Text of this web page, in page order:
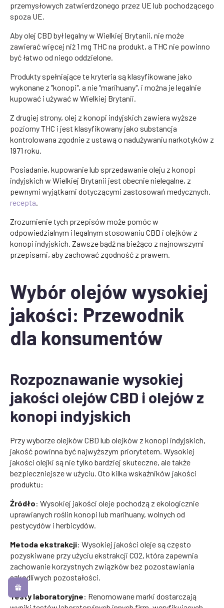
przemysłowych zatwierdzonego przez UE lub pochodzącego
spoza UE.
Aby olej CBD był legalny w Wielkiej Brytanii, nie może
zawierać więcej niż 1 mg THC na produkt, a THC nie powinno
być łatwo od niego oddzielone.
Produkty spełniające te kryteria są klasyfikowane jako
wykonane z "konopi", a nie "marihuany", i można je legalnie
kupować i używać w Wielkiej Brytanii.
Z drugiej strony, olej z konopi indyjskich zawiera wyższe
poziomy THC i jest klasyfikowany jako substancja
kontrolowana zgodnie z ustawą o nadużywaniu narkotyków z
1971 roku.
Posiadanie, kupowanie lub sprzedawanie oleju z konopi
indyjskich w Wielkiej Brytanii jest obecnie nielegalne, z
pewnymi wyjątkami dotyczącymi zastosowań medycznych.
recepta.
Zrozumienie tych przepisów może pomóc w
odpowiedzialnym i legalnym stosowaniu CBD i olejków z
konopi indyjskich. Zawsze bądź na bieżąco z najnowszymi
przepisami, aby zachować zgodność z prawem.
Wybór olejów wysokiej
jakości: Przewodnik
dla konsumentów
Rozpoznawanie wysokiej
jakości olejów CBD i olejów z
konopi indyjskich
Przy wyborze olejków CBD lub olejków z konopi indyjskich,
jakość powinna być najwyższym priorytetem. Wysokiej
jakości olejki są nie tylko bardziej skuteczne, ale także
bezpieczniejsze w użyciu. Oto kilka wskaźników jakości
produktu:
Źródło: Wysokiej jakości oleje pochodzą z ekologicznie
uprawianych roślin konopi lub marihuany, wolnych od
pestycydów i herbicydów.
Metoda ekstrakcji: Wysokiej jakości oleje są często
pozyskiwane przy użyciu ekstrakcji CO2, która zapewnia
zachowanie korzystnych związków bez pozostawiania
szkodliwych pozostałości.
Testy laboratoryjne: Renomowane marki dostarczają